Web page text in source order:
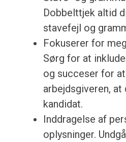
Dobbelttjek altid
stavefejl og
Fokuserer for
Sørg for at
og succeser for
arbejdsgiveren, at
kandidat.
Inddragelse af
oplysninger.